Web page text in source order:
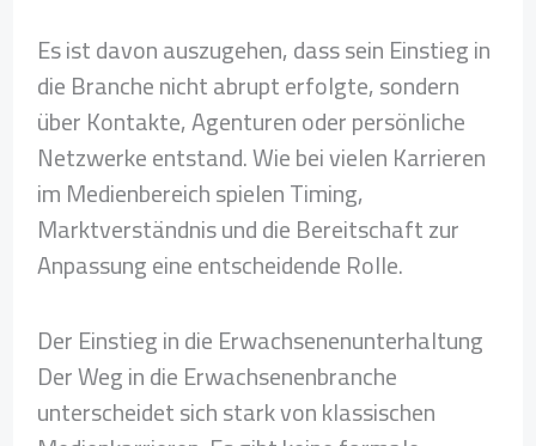
Es ist davon auszugehen, dass sein Einstieg in
die Branche nicht abrupt erfolgte, sondern
über Kontakte, Agenturen oder persönliche
Netzwerke entstand. Wie bei vielen Karrieren
im Medienbereich spielen Timing,
Marktverständnis und die Bereitschaft zur
Anpassung eine entscheidende Rolle.
Der Einstieg in die Erwachsenenunterhaltung
Der Weg in die Erwachsenenbranche
unterscheidet sich stark von klassischen